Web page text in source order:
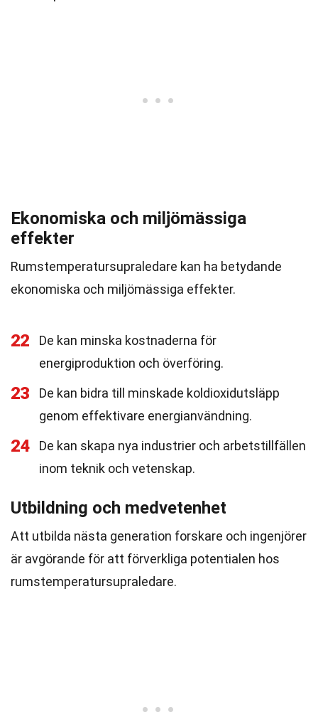
Ekonomiska och miljömässiga
effekter
Rumstemperatursupraledare kan ha betydande
ekonomiska och miljömässiga effekter.
22
De kan minska kostnaderna för
energiproduktion och överföring.
23
De kan bidra till minskade koldioxidutsläpp
genom effektivare energianvändning.
24
De kan skapa nya industrier och arbetstillfällen
inom teknik och vetenskap.
Utbildning och medvetenhet
Att utbilda nästa generation forskare och ingenjörer
är avgörande för att förverkliga potentialen hos
rumstemperatursupraledare.